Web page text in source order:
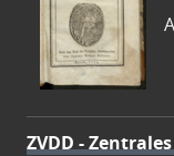
ZVDD -